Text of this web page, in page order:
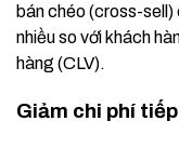
bán chéo (cross-sell)
nhiều so với khách
hàng (CLV).
Giảm chi phí